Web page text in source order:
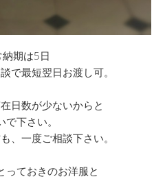
納期は5日
で最短翌日お渡し可。
日数が少ないからと
下さい。
、一度ご相談下さい。
っておきのお洋服と